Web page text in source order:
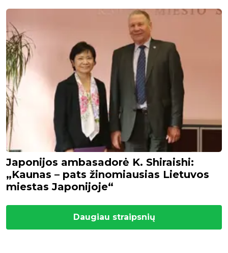
Japonijos ambasadorė K. Shiraishi:
„Kaunas – pats žinomiausias Lietuvos
miestas Japonijoje“
Daugiau straipsnių